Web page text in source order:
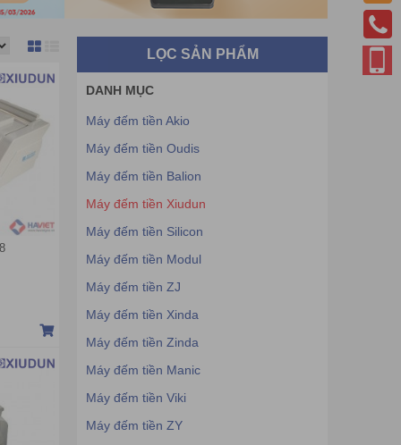
LỌC SẢN PHẨM
DANH MỤC
Máy đếm tiền Akio
Máy đếm tiền Oudis
Máy đếm tiền Balion
Máy đếm tiền Xiudun
Máy đếm tiền Silicon
Máy đếm tiền Modul
Máy đếm tiền ZJ
Máy đếm tiền Xinda
Máy đếm tiền Zinda
Máy đếm tiền Manic
Máy đếm tiền Viki
Máy đếm tiền ZY